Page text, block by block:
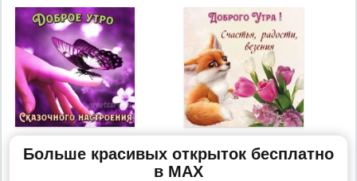
Больше красивых открыток бесплатно
в MAX